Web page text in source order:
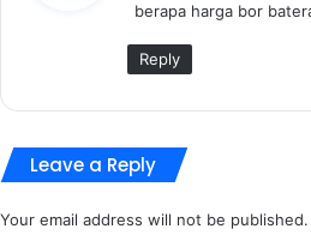
s
berapa harga bor
Reply
Leave a Reply
Your email address will not be published.